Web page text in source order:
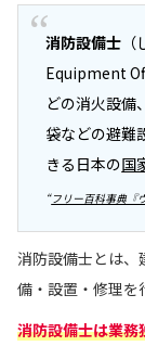
消防設備士
Equipment
どの消火設備、
袋などの避難
きる日本の国
“フリー百科事典『
消防設備士とは、
備・設置・修理を
消防設備士は業務